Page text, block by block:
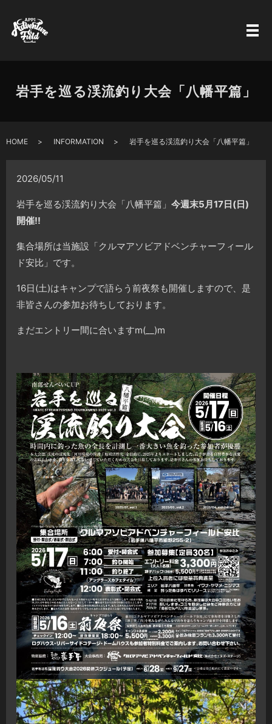
岩手を巡る渓流釣り大会「八幡平篇」
HOME INFORMATION 岩手を巡る渓流釣り大会「八幡平篇」
2026/05/11
岩手を巡る渓流釣り大会「八幡平篇」今週末5月17日(日)
開催!!
集合場所は当施設「クルマアソビアドベンチャーフィール
ド安比」です。
16日(土)はキャンプで語らう前夜祭も開催しますので、是
非皆さんの参加お待ちしております。
まだエントリー間に合いますm(__)m